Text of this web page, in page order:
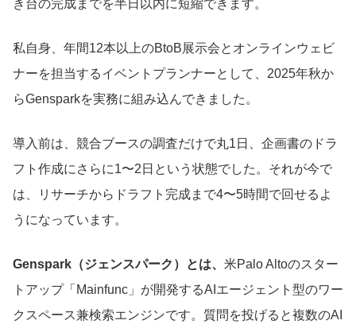
き台の完成までを半日以内に短縮できます。
私自身、年間12本以上のBtoB展示会とオンラインウェビ
ナーを担当するイベントプランナーとして、2025年秋か
らGensparkを実務に組み込んできました。
導入前は、競合ブースの調査だけで丸1日、企画書のドラ
フト作成にさらに1〜2日という状態でした。それが今で
は、リサーチからドラフト完成まで4〜5時間で回せるよ
うになっています。
Genspark（ジェンスパーク）とは、 米Palo Altoのスター
トアップ「Mainfunc」が開発するAIエージェント型のワー
クスペース兼検索エンジンです。質問を投げると複数のAI